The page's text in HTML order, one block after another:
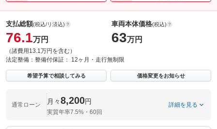
支払総額(税込/リ済込)
76.1万円
（諸費用13.1万円を含む）
車両本体価格(税込)
63万円
法定整備： 整備付保証： 12ヶ月・走行無制限
希望予算で相談してみる 価格変更をお知らせ
通常ローン 月々8,200円
実質年率7.5%・60回
詳細を見る